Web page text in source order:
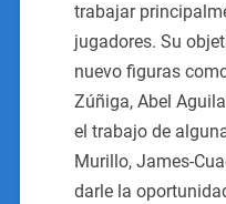
trabajar
jugadores. Su
nuevo figuras
Zúñiga, Abel
el trabajo de
Murillo, James-
darle la